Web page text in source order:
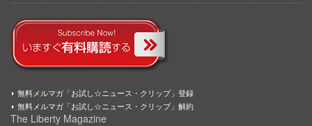
無料メルマガ「お試し☆ニュース・クリップ」登録
無料メルマガ「お試し☆ニュース・クリップ」解約
The Liberty Magazine